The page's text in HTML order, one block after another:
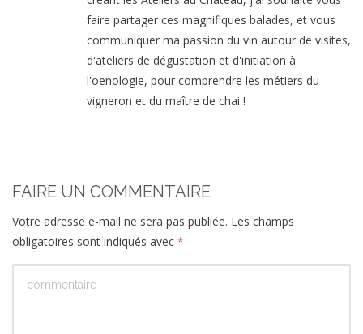
faire partager ces magnifiques balades, et vous
communiquer ma passion du vin autour de visites,
d'ateliers de dégustation et d'initiation à
l'oenologie, pour comprendre les métiers du
vigneron et du maître de chai !
FAIRE UN COMMENTAIRE
Votre adresse e-mail ne sera pas publiée. Les champs
obligatoires sont indiqués avec *